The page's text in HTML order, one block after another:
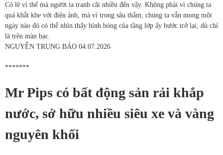
Có lẽ vì thế mà người ta tranh cãi nhiều đến vậy. Không phải vì chúng ta
quá khắt khe với điện ảnh, mà vì trong sâu thẳm, chúng ta vẫn mong một
ngày nào đó có thể nhìn thấy hình bóng của tầng lớp ấy bước trở lại, dù chỉ
là trên màn bạc
NGUYỄN TRUNG BẢO 04.07.2026
*******
Mr Pips có bất động sản rải khắp
nước, sở hữu nhiều siêu xe và vàng
nguyên khối